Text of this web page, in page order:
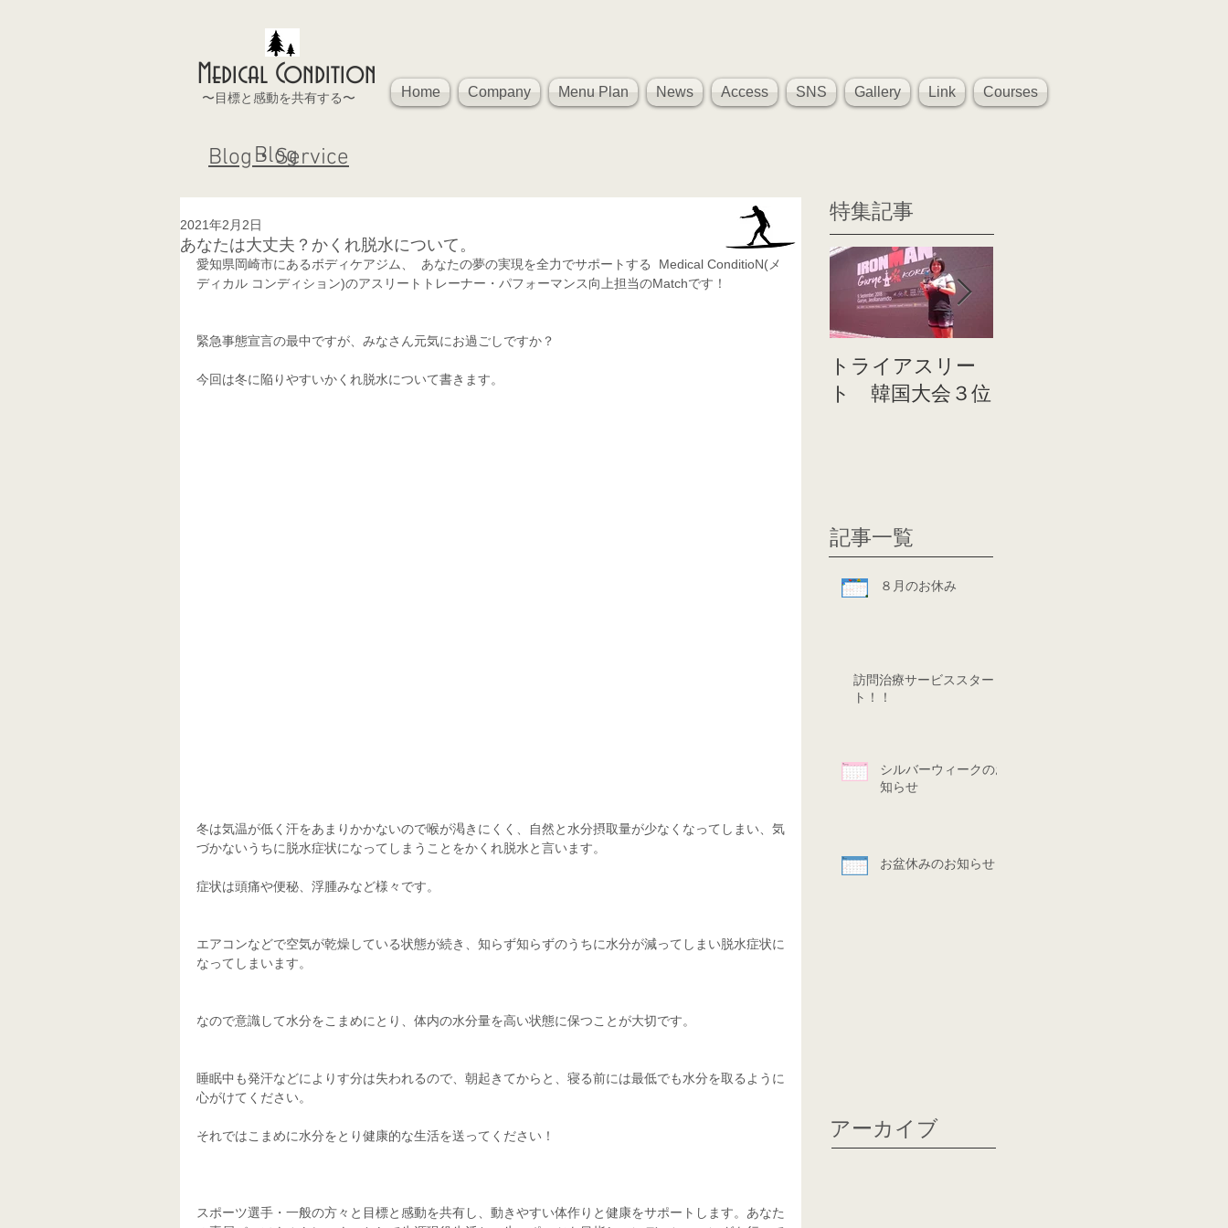
Medical Condition
〜目標と感動を共有する〜 Home Company Menu Plan News Access SNS Gallery Link Courses
Blog
Blog・Service
あなたは大丈夫？かくれ脱水について。
2021年2月2日
愛知県岡崎市にあるボディケアジム、  あなたの夢の実現を全力でサポートする  Medical ConditioN(メ
ディカル コンディション)のアスリートトレーナー・パフォーマンス向上担当のMatchです！
緊急事態宣言の最中ですが、みなさん元気にお過ごしですか？
今回は冬に陥りやすいかくれ脱水について書きます。
冬は気温が低く汗をあまりかかないので喉が渇きにくく、自然と水分摂取量が少なくなってしまい、気
づかないうちに脱水症状になってしまうことをかくれ脱水と言います。
症状は頭痛や便秘、浮腫みなど様々です。
エアコンなどで空気が乾燥している状態が続き、知らず知らずのうちに水分が減ってしまい脱水症状に
なってしまいます。
なので意識して水分をこまめにとり、体内の水分量を高い状態に保つことが大切です。
睡眠中も発汗などによりす分は失われるので、朝起きてからと、寝る前には最低でも水分を取るように
心がけてください。
それではこまめに水分をとり健康的な生活を送ってください！
スポーツ選手・一般の方々と目標と感動を共有し、動きやすい体作りと健康をサポートします。あなた
特集記事
トライアスリー
ト 韓国大会３位
記事一覧
８月のお休み
訪問治療サービススター
ト！！
シルバーウィークのお
知らせ
お盆休みのお知らせ
アーカイブ